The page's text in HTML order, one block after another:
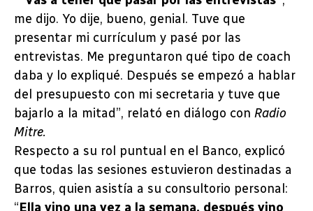
me dijo. Yo dije, bueno, genial. Tuve que
presentar mi currículum y pasé por las
entrevistas. Me preguntaron qué tipo de coach
daba y lo expliqué. Después se empezó a hablar
del presupuesto con mi secretaria y tuve que
bajarlo a la mitad”, relató en diálogo con Radio
Mitre.
Respecto a su rol puntual en el Banco, explicó
que todas las sesiones estuvieron destinadas a
Barros, quien asistía a su consultorio personal:
“Ella vino una vez a la semana, después vino